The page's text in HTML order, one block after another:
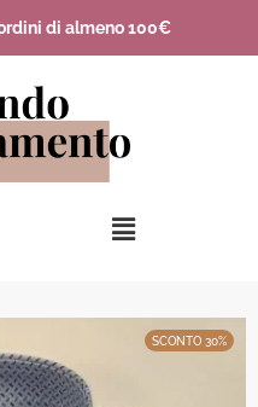
di almeno 100€
SCONTO 30%